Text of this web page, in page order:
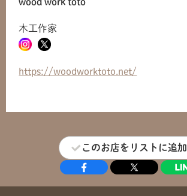
wood work toto
木工作家
https://woodworktoto.net/
このお店をリストに追加